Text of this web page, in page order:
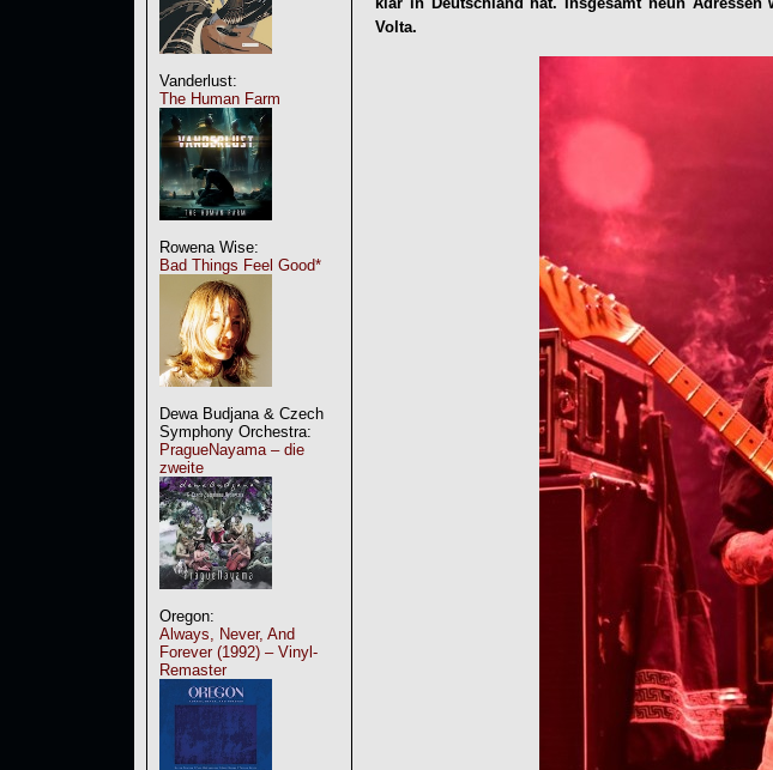
Vanderlust:
The Human Farm
Rowena Wise:
Bad Things Feel Good*
Dewa Budjana & Czech
Symphony Orchestra:
PragueNayama – die
zweite
Oregon:
Always, Never, And
Forever (1992) – Vinyl-
Remaster
Volta.